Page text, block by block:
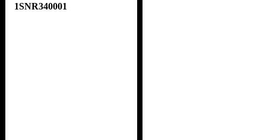
1SNR340001